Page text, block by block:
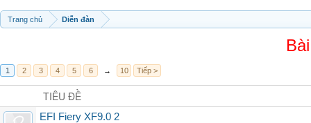
Trang chủ Diễn đàn
1 2 3 4 5 6 → 10 Tiếp >
TIÊU ĐỀ
EFI Fiery XF9.0 2